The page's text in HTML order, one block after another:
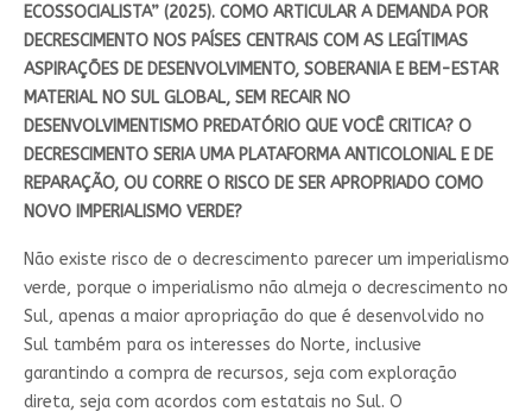
ECOSSOCIALISTA” (2025). COMO ARTICULAR A DEMANDA POR
DECRESCIMENTO NOS PAÍSES CENTRAIS COM AS LEGÍTIMAS
ASPIRAÇÕES DE DESENVOLVIMENTO, SOBERANIA E BEM-ESTAR
MATERIAL NO SUL GLOBAL, SEM RECAIR NO
DESENVOLVIMENTISMO PREDATÓRIO QUE VOCÊ CRITICA? O
DECRESCIMENTO SERIA UMA PLATAFORMA ANTICOLONIAL E DE
REPARAÇÃO, OU CORRE O RISCO DE SER APROPRIADO COMO
NOVO IMPERIALISMO VERDE?
Não existe risco de o decrescimento parecer um imperialismo
verde, porque o imperialismo não almeja o decrescimento no
Sul, apenas a maior apropriação do que é desenvolvido no
Sul também para os interesses do Norte, inclusive
garantindo a compra de recursos, seja com exploração
direta, seja com acordos com estatais no Sul. O